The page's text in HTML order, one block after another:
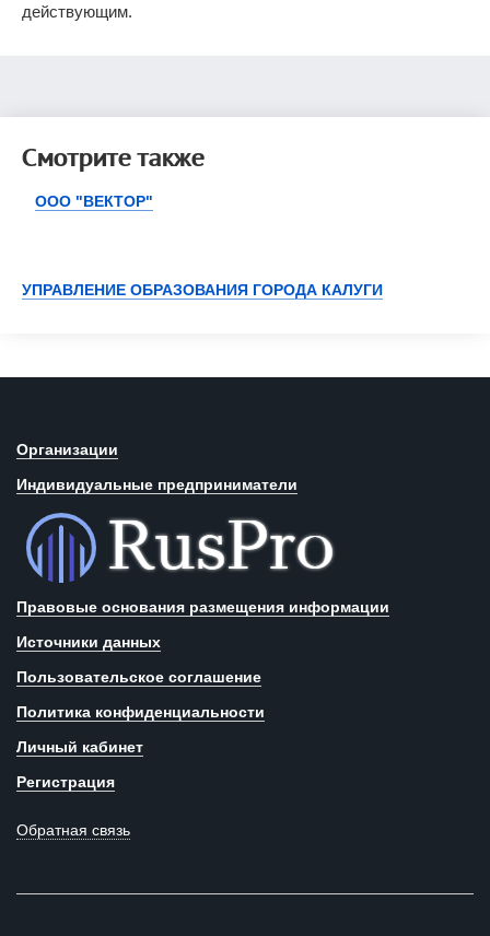
действующим.
Смотрите также
ООО "ВЕКТОР"
УПРАВЛЕНИЕ ОБРАЗОВАНИЯ ГОРОДА КАЛУГИ
Организации
Индивидуальные предприниматели
Правовые основания размещения информации
Источники данных
Пользовательское соглашение
Политика конфиденциальности
Личный кабинет
Регистрация
Обратная связь